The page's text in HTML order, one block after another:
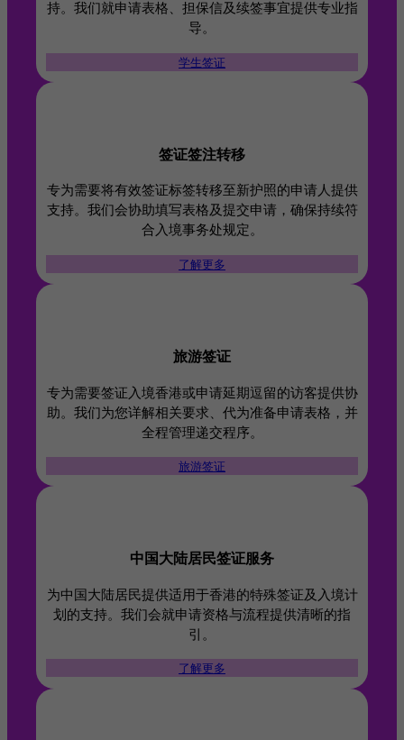
持。我们就申请表格、担保信及续签事宜提供专业指
导。
学生签证
签证签注转移
专为需要将有效签证标签转移至新护照的申请人提供
支持。我们会协助填写表格及提交申请，确保持续符
合入境事务处规定。
了解更多
旅游签证
专为需要签证入境香港或申请延期逗留的访客提供协
助。我们为您详解相关要求、代为准备申请表格，并
全程管理递交程序。
旅游签证
中国大陆居民签证服务
为中国大陆居民提供适用于香港的特殊签证及入境计
划的支持。我们会就申请资格与流程提供清晰的指
引。
了解更多